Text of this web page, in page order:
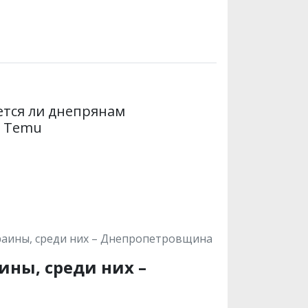
ли днепрянам
Temu
среди них – Днепропетровщина
среди них –